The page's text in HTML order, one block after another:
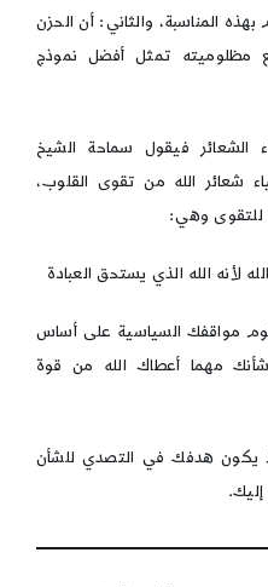
المناسبة، والثاني: أن الحزن
مظلوميته تمثل أفضل نموذج
الشعائر فيقول سماحة الشيخ
شعائر الله من تقوى القلوب،
للتقوى وهي:
الله الذي يستحق العبادة
السياسية على أساس
مهما أعطاك الله من قوة
هدفك في التصدي للشأن
إليك.